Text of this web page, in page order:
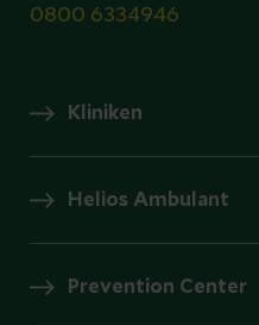
0800 6334946
Kliniken
Helios Ambulant
Prevention Center